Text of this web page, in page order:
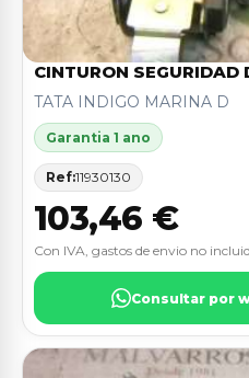
CINTURON SEGURIDAD
TATA INDIGO MARINA D
Garantia 1 ano
Ref:11930130
103,46 €
Con IVA, gastos de envio no
Consultar por